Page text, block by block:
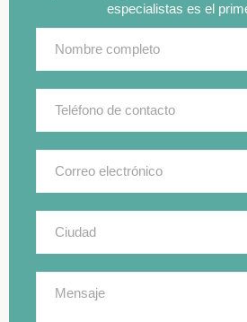
especialistas es el